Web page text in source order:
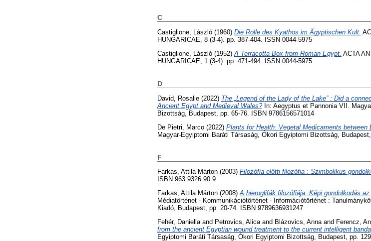
C
Castiglione, László (1960) Die Rolle des Kyathos im Ägyptischen Kult.
HUNGARICAE, 8 (3-4). pp. 387-404. ISSN 0044-5975
Castiglione, László (1952) A Terracotta Box from Roman Egypt. ACTA
HUNGARICAE, 1 (3-4). pp. 471-494. ISSN 0044-5975
D
David, Rosalie (2022) The „Legend of the Lady of the Lake” : Did a
Ancient Egypt and Medieval Wales?In: Aegyptus et Pannonia VII.
Bizottság, Budapest, pp. 65-76. ISBN 9786156571014
De Pietri, Marco (2022) Plants for Health: Vegetal Medicaments between
Magyar-Egyiptomi Baráti Társaság, Ókori Egyiptomi Bizottság,
F
Farkas, Attila Márton (2003) Filozófia előtti filozófia : Szimbolikus
ISBN 963 9326 90 9
Farkas, Attila Márton (2008)A hieroglifák filozófiája. Képi gondolkodás
Médiatörténet - Kommunikációtörténet - Információtörténet :
Kiadó, Budapest, pp. 20-74. ISBN 9789636931247
Fehér, Daniella and Petrovics, Alica and Blázovics, Anna and Ferencz,
from the ancient Egyptian wound treatment to the current intelligent
Egyiptomi Baráti Társaság, Ókori Egyiptomi Bizottság, Budapest, pp.